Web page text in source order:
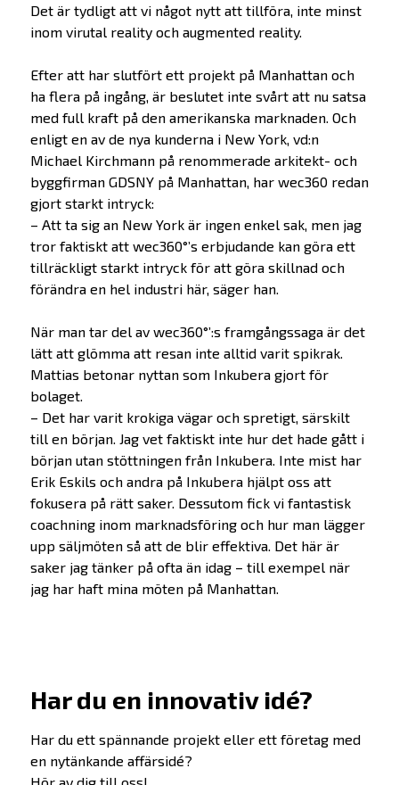
Erbjudande
Scaleup
Om oss
Det är tydligt att vi något nytt att tillföra, inte minst
inom virutal reality och augmented reality.
Efter att har slutfört ett projekt på Manhattan och
ha flera på ingång, är beslutet inte svårt att nu satsa
med full kraft på den amerikanska marknaden. Och
enligt en av de nya kunderna i New York, vd:n
Michael Kirchmann på renommerade arkitekt- och
byggfirman GDSNY på Manhattan, har wec360 redan
gjort starkt intryck:
– Att ta sig an New York är ingen enkel sak, men jag
tror faktiskt att wec360°’s erbjudande kan göra ett
tillräckligt starkt intryck för att göra skillnad och
förändra en hel industri här, säger han.
När man tar del av wec360°’:s framgångssaga är det
lätt att glömma att resan inte alltid varit spikrak.
Mattias betonar nyttan som Inkubera gjort för
bolaget.
– Det har varit krokiga vägar och spretigt, särskilt
till en början. Jag vet faktiskt inte hur det hade gått i
början utan stöttningen från Inkubera. Inte mist har
Erik Eskils och andra på Inkubera hjälpt oss att
fokusera på rätt saker. Dessutom fick vi fantastisk
coachning inom marknadsföring och hur man lägger
upp säljmöten så att de blir effektiva. Det här är
saker jag tänker på ofta än idag – till exempel när
jag har haft mina möten på Manhattan.
Har du en innovativ idé?
Har du ett spännande projekt eller ett företag med
en nytänkande affärsidé?